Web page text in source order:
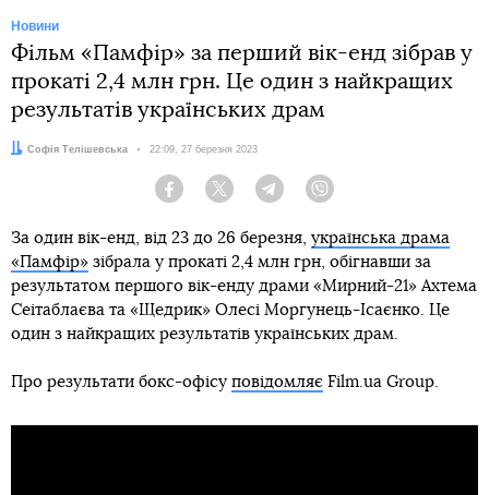
Новини
Фільм «Памфір» за перший вік-енд зібрав у
прокаті 2,4 млн грн. Це один з найкращих
результатів українських драм
Автор:
Софія Телішевська Дата:
22:09, 27 березня 2023
Facebook Twitter Telegram
За один вік-енд, від 23 до 26 березня, українська драма
«Памфір» зібрала у прокаті 2,4 млн грн, обігнавши за
результатом першого вік-енду драми «Мирний-21» Ахтема
Сеітаблаєва та «Щедрик» Олесі Моргунець-Ісаєнко. Це
один з найкращих результатів українських драм.
Про результати бокс-офісу повідомляє Film.ua Group.